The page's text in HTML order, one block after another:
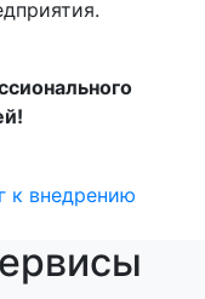
к внедрению